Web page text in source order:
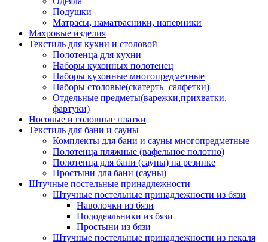
Подушки
Матрасы, наматрасники, наперники
Махровые изделия
Текстиль для кухни и столовой
Полотенца для кухни
Наборы кухонных полотенец
Наборы кухонные многопредметные
Наборы столовые(скатерть+салфетки)
Отдельные предметы(варежки,прихватки,
фартуки)
Носовые и головные платки
Текстиль для бани и сауны
Комплекты для бани и сауны многопредметные
Полотенца пляжные (вафельное полотно)
Полотенца для бани (сауны) на резинке
Простыни для бани (сауны)
Штучные постельные принадлежности
Штучные постельные принадлежности из бязи
Наволочки из бязи
Пододеяльники из бязи
Простыни из бязи
Штучные постельные принадлежности из пекаля